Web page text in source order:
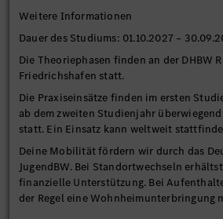
Weitere Informationen
Dauer des Studiums: 01.10.2027 –
Die Theoriephasen finden an der DHBW
Friedrichshafen statt.
Die Praxiseinsätze finden im ersten
ab dem zweiten Studienjahr
statt. Ein Einsatz kann weltweit
Deine Mobilität fördern wir durch das
JugendBW. Bei Standortwechseln
finanzielle Unterstützung. Bei
der Regel eine Wohnheimunterbringung